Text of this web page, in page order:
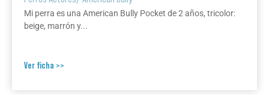
Mi perra es una American Bully Pocket de 2 años, tricolor:
beige, marrón y...
Ver ficha >>